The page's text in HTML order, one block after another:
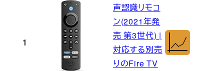
1
声認識リモコ
ン(2021年発
売 第3世代) |
対応する別売
りのFire TV